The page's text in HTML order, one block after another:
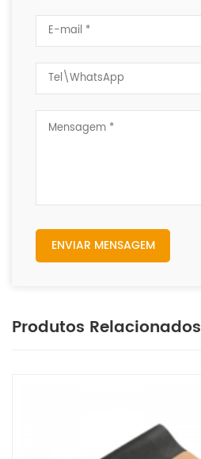
ENVIAR MENSAGEM
Produtos Relacionados